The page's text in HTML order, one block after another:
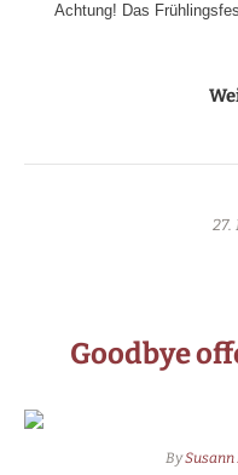
Achtung! Das
27.
Goodbye
BySusann